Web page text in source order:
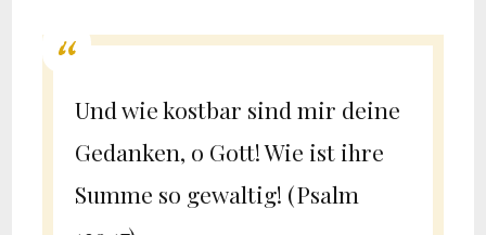
Und wie kostbar sind mir deine
Gedanken, o Gott! Wie ist ihre
Summe so gewaltig! (Psalm